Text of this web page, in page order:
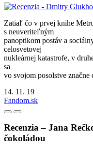
Zatiaľ čo v prvej knihe
s neuveriteľným
panoptikom postáv a
celosvetovej
nukleárnej katastrofe, v
sa
vo svojom posolstve značne
14. 11. 19
Fandom.sk
Recenzia – Jana
čokoládou